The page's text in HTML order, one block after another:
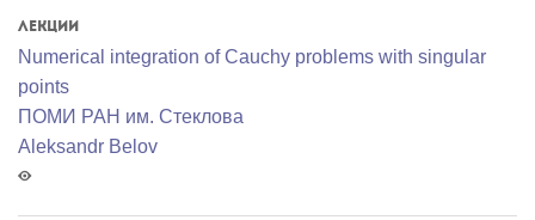
Лекции
Numerical integration of Cauchy problems with singular
points
ПОМИ РАН им. Стеклова
Aleksandr Belov